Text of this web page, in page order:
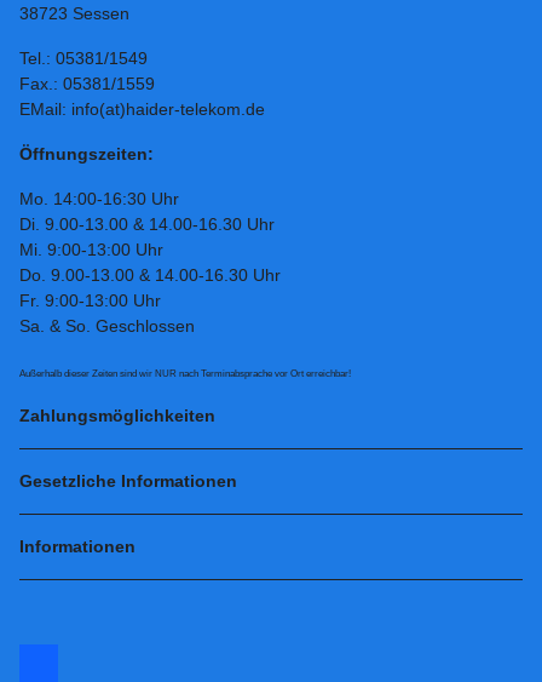
38723 Sessen
Tel.: 05381/1549
Fax.: 05381/1559
EMail: info(at)haider-telekom.de
Öffnungszeiten:
Mo. 14:00-16:30 Uhr
Di. 9.00-13.00 & 14.00-16.30 Uhr
Mi. 9:00-13:00 Uhr
Do. 9.00-13.00 & 14.00-16.30 Uhr
Fr. 9:00-13:00 Uhr
Sa. & So. Geschlossen
Außerhalb dieser Zeiten sind wir NUR nach Terminabsprache vor Ort erreichbar!
Zahlungsmöglichkeiten
Gesetzliche Informationen
Informationen